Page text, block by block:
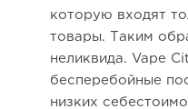
которую входят
товары. Таким
неликвида. Vape
бесперебойные
низких